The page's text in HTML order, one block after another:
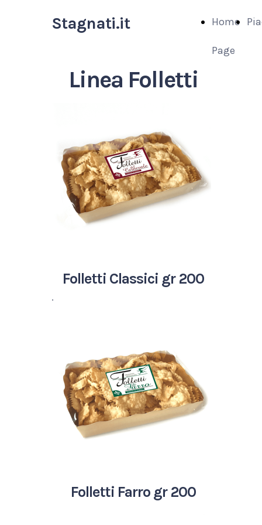
Home
Page
Stagnati.it
Linea Folletti
Folletti Classici gr 200
Folletti Farro gr 200
.